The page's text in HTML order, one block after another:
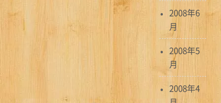
2008年6
月
2008年5
月
2008年4